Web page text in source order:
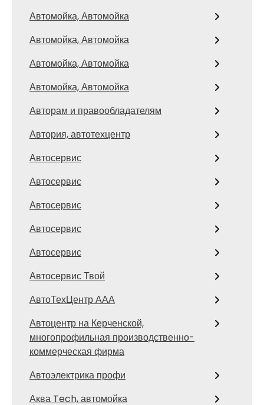
Автомойка, Автомойка
Автомойка, Автомойка
Автомойка, Автомойка
Автомойка, Автомойка
Авторам и правообладателям
Автория, автотехцентр
Автосервис
Автосервис
Автосервис
Автосервис
Автосервис
Автосервис Твой
АвтоТехЦентр ААА
Автоцентр на Керченской,
многопрофильная производственно-
коммерческая фирма
Автоэлектрика профи
Аква Tech, автомойка